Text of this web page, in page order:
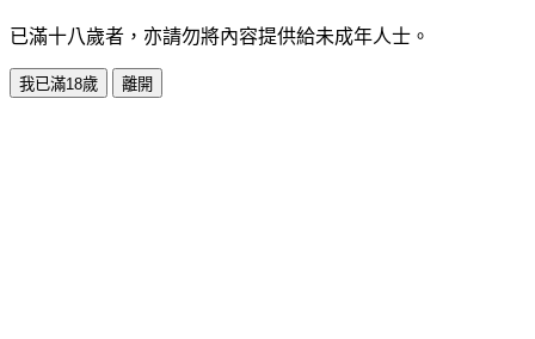
已滿十八歲者，亦請勿將內容提供給未成年人士。
我已滿18歲 離開